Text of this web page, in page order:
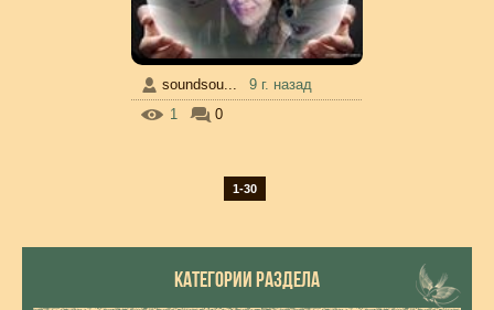
soundsou...
9 г. назад
1
0
1-30
КАТЕГОРИИ РАЗДЕЛА